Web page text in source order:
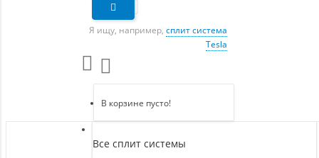
Я ищу, например, сплит система
Tesla
В корзине пусто!
Все сплит системы